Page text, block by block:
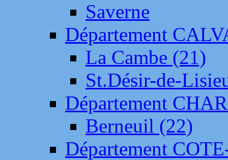
Saverne
Département
La Cambe (21)
St.Désir-de-
Département
Berneuil (22)
Département